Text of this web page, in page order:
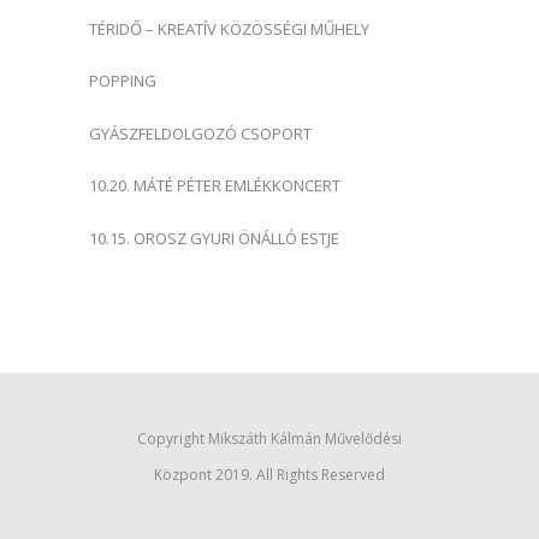
TÉRIDŐ – KREATÍV KÖZÖSSÉGI MŰHELY
POPPING
GYÁSZFELDOLGOZÓ CSOPORT
10.20. MÁTÉ PÉTER EMLÉKKONCERT
10.15. OROSZ GYURI ÖNÁLLÓ ESTJE
Copyright Mikszáth Kálmán Művelődési
Központ 2019. All Rights Reserved